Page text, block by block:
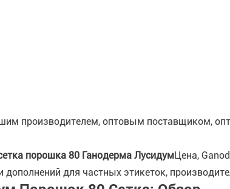
производителем, оптовым поставщиком,
порошка 80 Ганодерма ЛусидумЦена,
дополнений для частных этикеток,